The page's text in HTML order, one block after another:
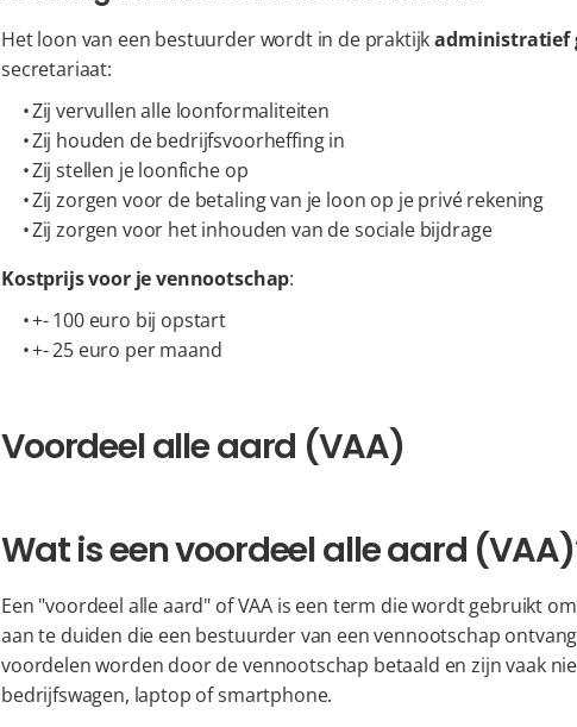
Het loon van een bestuurder wordt in de praktijk administratief
secretariaat:
  Zij vervullen alle loonformaliteiten
  Zij houden de bedrijfsvoorheffing in
  Zij stellen je loonfiche op
  Zij zorgen voor de betaling van je loon op je privé rekening
  Zij zorgen voor het inhouden van de sociale bijdrage
Kostprijs voor je vennootschap:
  +- 100 euro bij opstart
  +- 25 euro per maand
Voordeel alle aard (VAA)
Wat is een voordeel alle aard
Een "voordeel alle aard" of VAA is een term die wordt gebruikt
aan te duiden die een bestuurder van een vennootschap
voordelen worden door de vennootschap betaald en zijn vaak
bedrijfswagen, laptop of smartphone.